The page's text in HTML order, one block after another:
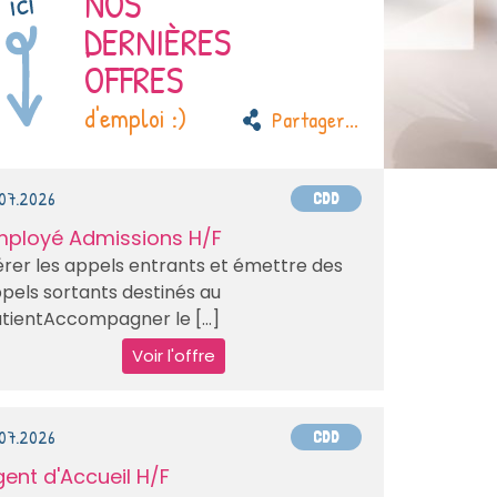
DERNIÈRES
OFFRES
d'emploi :) Partager...
CDD
Admissions H/F
les appels entrants et émettre des
sortants destinés au
le [...]
Voir l'offre
CDD
d'Accueil H/F